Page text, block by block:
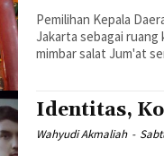
Pemilihan Kepala
Jakarta sebagai
mimbar salat Jum'at
Identitas,
Wahyudi Akmaliah -